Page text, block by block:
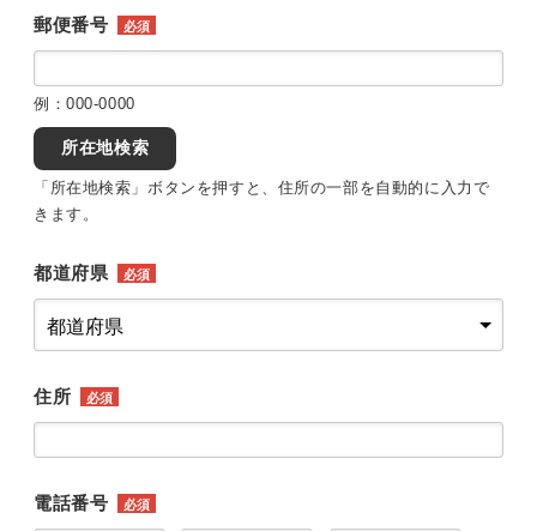
郵便番号 必須
例：000-0000
所在地検索
「所在地検索」ボタンを押すと、住所の一部を自動的に入力で
きます。
都道府県 必須
住所 必須
電話番号 必須